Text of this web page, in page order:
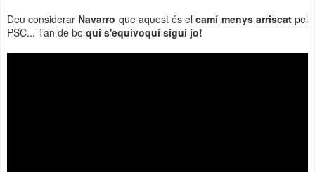
Deu considerar Navarro que aquest és elcamí menys arriscatpel
PSC... Tan de bo qui s'equivoqui sigui jo!